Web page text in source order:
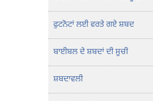
ਫੁਟਨੋਟਾਂ ਲਈ ਵਰਤੇ ਗਏ ਸ਼ਬਦ
ਬਾਈਬਲ ਦੇ ਸ਼ਬਦਾਂ ਦੀ ਸੂਚੀ
ਸ਼ਬਦਾਵਲੀ